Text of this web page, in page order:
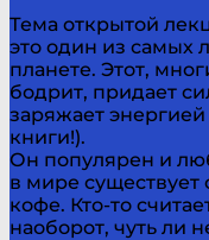
Тема открытой
это один из
планете. Этот,
бодрит, придает
заряжает
книги!).
Он популярен и
в мире
кофе. Кто-то
наоборот, чуть ли